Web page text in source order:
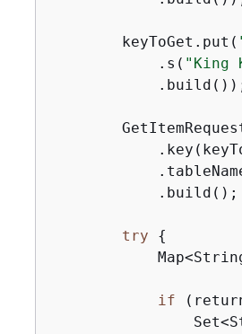
        keyToGet.put(
            .s(
"King
            .build();
try
{
if